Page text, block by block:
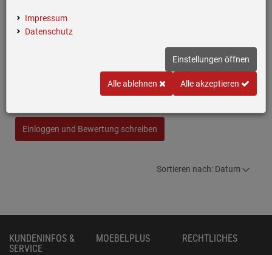
Schreiben Sie jetzt Ihre persönliche Erfahrung mit diesem Artikel
und helfen Sie anderen bei deren Kaufentscheidung
Einloggen und Bewertung schreiben
Sortieren nach: Datum
KUNDENINFOS &
SERVICE
MOEBELPLUS RECHTLICHES
Impressum
Datenschutz
Einstellungen öffnen
Alle ablehnen Alle akzeptieren